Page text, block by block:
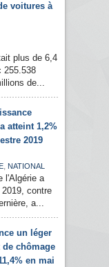
voitures à
plus de 6,4
255.538
de...
atteint 1,2%
2019
, NATIONAL
l'Algérie a
contre
a...
un léger
chômage
en mai